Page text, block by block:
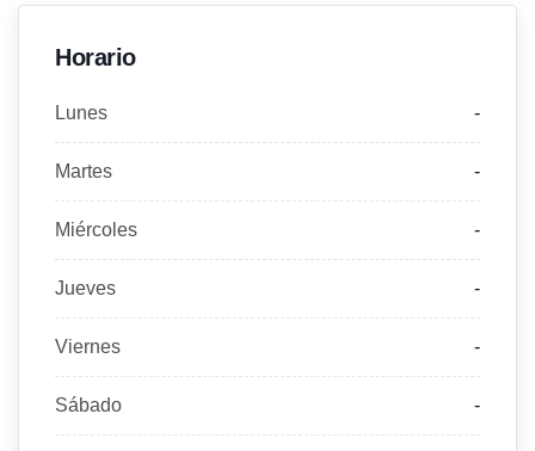
Horario
Lunes -
Martes -
Miércoles -
Jueves -
Viernes -
Sábado -